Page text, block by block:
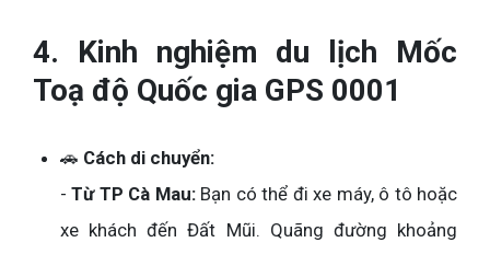
4. Kinh nghiệm du lịch Mốc
Toạ độ Quốc gia GPS 0001
🚗 Cách di chuyển:
-Từ TP Cà Mau:Bạn có thể đi xe máy, ô tô hoặc
xe khách đến Đất Mũi. Quãng đường khoảng